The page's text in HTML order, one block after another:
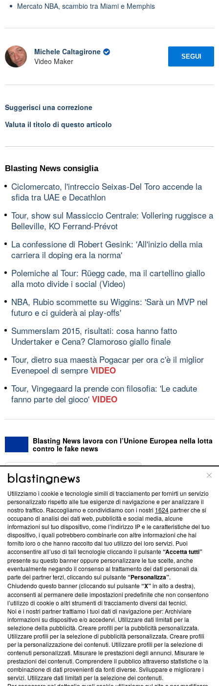
Mercato NBA, scambio tra Miami e Memphis
Michele Caltagirone
Video Maker
SEGUI
Suggerisci una correzione
Valuta il titolo di questo articolo
Blasting News consiglia
Ciclomercato, l'intreccio Seixas-Del Toro accende la
sfida tra UAE e Decathlon
Tour, show sul Massiccio Centrale: Vollering ruggisce a
Belleville, KO Ferrand-Prévot
La confessione di Robert Gesink: 'All'inizio della mia
carriera il doping era la norma'
Polemiche al Tour: Rüegg cade, ma il cartellino giallo
alla moto divide i social (Video)
NBA, Rubio scommette su Wiggins: 'Sarà un MVP nel
futuro e ci guiderà ai play-offs'
Summerslam 2015, risultati: cosa hanno fatto
Undertaker e Cena? Clamoroso giallo finale
Tour, dietro sua maestà Pogacar per ora c'è il miglior
Evenepoel di sempre VIDEO
Tour, Vingegaard la prende con filosofia: 'Le cadute
fanno parte del gioco' VIDEO
Blasting News lavora con l’Unione Europea nella lotta
contro le fake news
ABOUT
Questa sezione offre informazioni trasparenti su Blasting
News, sui nostri processi editoriali e su come ci impegniamo a
creare news di qualità. Inoltre, afferma la nostra aderenza a
‘Trust Project - News with Integrity’Blasting News non è
ancora membro del programma, ma ha richiesto di farne
parte; Trust Project non ha ancora effettuato una verifica di
conformità agli standard.
Su di noi
Team editoriale
Corporate
Redazione
Informativa Privacy
Cookie Policy
Blasting SA, IDI CHE-247.845.224, Via Carlo Frasca, 3 - 6900
Utilizziamo i cookie e tecnologie simili di tracciamento per fornirti un servizio
personalizzato rispetto alle tue esigenze di navigazione e per analizzare il
nostro traffico. Raccogliamo e condividiamo con i nostri 1624partner che si
occupano di analisi dei dati web, pubblicità e social media, alcune
informazioni sul tuo dispositivo, come l’indirizzo IP e le caratteristiche del tuo
dispositivo, i quali potrebbero combinarle con altre informazioni che hai
fornito loro o che hanno raccolto dal tuo utilizzo dei loro servizi. Puoi
acconsentire all’uso di tali tecnologie cliccando il pulsante“Accetta tutti”
presente su questo banner oppure personalizzare le tue scelte, anche
eventualmente negando il consenso al trattamento dei dati personali da
parte dei partner terzi, cliccando sul pulsante“Personalizza”.
Chiudendo questo banner (cliccando sul pulsante“X”in alto a destra),
acconsenti al permanere delle impostazioni predefinite che non consentono
l’utilizzo di cookie o altri strumenti di tracciamento diversi dai tecnici.
Noi e i nostri partner trattiamo i tuoi dati di navigazione per: Archiviare
informazioni su dispositivo e/o accedervi. Utilizzare dati limitati per la
selezione della pubblicità. Creare profili per la pubblicità personalizzata.
Utilizzare profili per la selezione di pubblicità personalizzata. Creare profili
per la personalizzazione dei contenuti. Utilizzare profili per la selezione di
contenuti personalizzati. Misurare le prestazioni degli annunci. Misurare le
prestazioni dei contenuti. Comprendere il pubblico attraverso statistiche o la
combinazione di dati provenienti da fonti diverse. Sviluppare e migliorare i
servizi. Utilizzare dati limitati per la selezione dei contenuti.